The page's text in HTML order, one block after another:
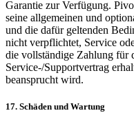
Garantie zur Verfügung.
seine allgemeinen und
und die dafür geltenden
nicht verpflichtet, Service
die vollständige Zahlung für
Service-/Supportvertrag
beansprucht wird.
17. Schäden und Wartung